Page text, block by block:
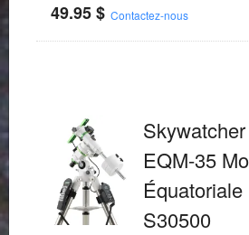
49.95$ Contactez-nous
Skywatcher
EQM-35
Équatoriale
S30500